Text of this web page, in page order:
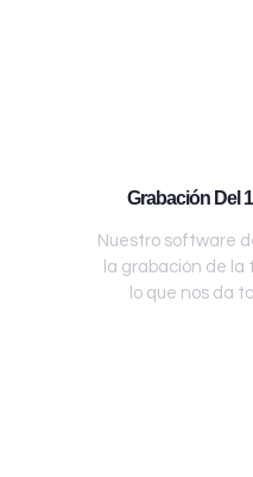
Grabación Del
Nuestro software
la grabación de la
lo que nos da